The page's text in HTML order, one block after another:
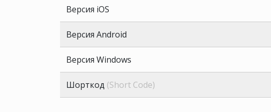
Версия iOS
Версия Android
Версия Windows
Шорткод (Short Code)